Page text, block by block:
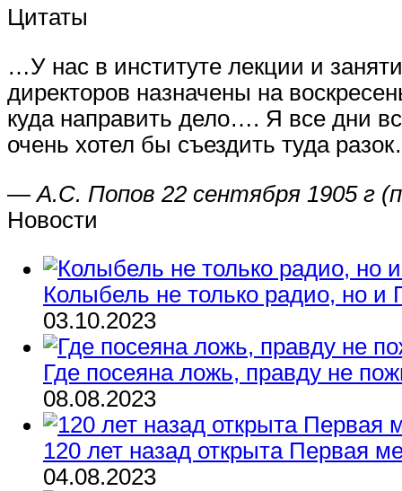
Цитаты
…У нас в институте лекции и
директоров назначены на
куда направить дело…. Я все дни
очень хотел бы съездить туда
— А.С. Попов 22 сентября 1905 г
Новости
Колыбель не только радио, но и
03.10.2023
Где посеяна ложь, правду не
08.08.2023
120 лет назад открыта Первая
04.08.2023